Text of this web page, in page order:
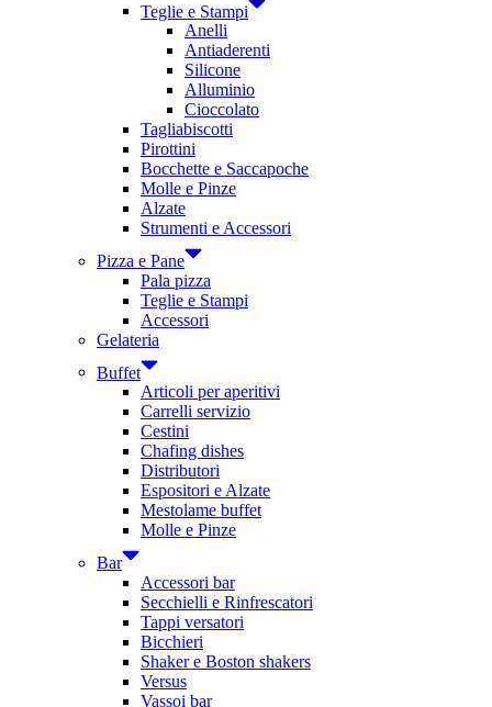
Teglie e Stampi
Anelli
Antiaderenti
Silicone
Alluminio
Cioccolato
Tagliabiscotti
Pirottini
Bocchette e Saccapoche
Molle e Pinze
Alzate
Strumenti e Accessori
Pizza e Pane
Pala pizza
Teglie e Stampi
Accessori
Gelateria
Buffet
Articoli per aperitivi
Carrelli servizio
Cestini
Chafing dishes
Distributori
Espositori e Alzate
Mestolame buffet
Molle e Pinze
Bar
Accessori bar
Secchielli e Rinfrescatori
Tappi versatori
Bicchieri
Shaker e Boston shakers
Versus
Vassoi bar